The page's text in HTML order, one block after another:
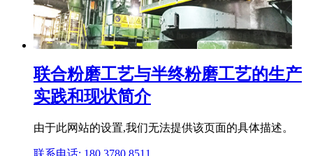
联合粉磨工艺与半终粉磨工艺的生产
实践和现状简介
由于此网站的设置,我们无法提供该页面的具体描述。